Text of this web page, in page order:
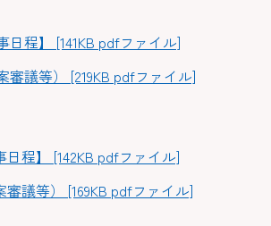
程】 [141KB pdfファイル]
審議等） [219KB pdfファイル]
程】 [142KB pdfファイル]
議等） [169KB pdfファイル]